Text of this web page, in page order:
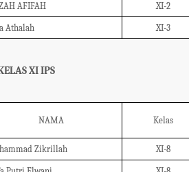
AFIFAH XI-2
Athalah XI-3
XI IPS
NAMA Kelas
Zikrillah XI-8